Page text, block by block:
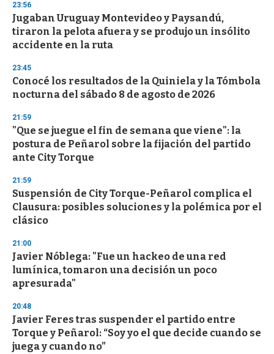
d
s
o
f
3
s
e
c
o
d
s
23:56
Jugaban Uruguay Montevideo y Paysandú,
tiraron la pelota afuera y se produjo un insólito
accidente en la ruta
23:45
Conocé los resultados de la Quiniela y la Tómbola
nocturna del sábado 8 de agosto de 2026
21:59
"Que se juegue el fin de semana que viene": la
postura de Peñarol sobre la fijación del partido
ante City Torque
21:59
Suspensión de City Torque-Peñarol complica el
Clausura: posibles soluciones y la polémica por el
clásico
21:00
Javier Nóblega: "Fue un hackeo de una red
lumínica, tomaron una decisión un poco
apresurada"
20:48
Javier Feres tras suspender el partido entre
Torque y Peñarol: “Soy yo el que decide cuando se
juega y cuando no”